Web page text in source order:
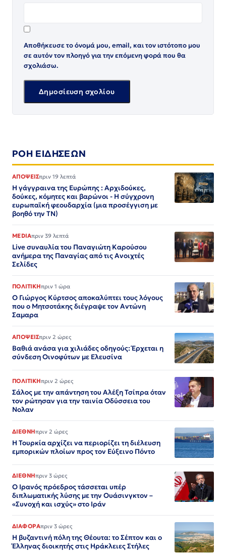
Αποθήκευσε το όνομά μου, email, και τον ιστότοπο μου
σε αυτόν τον πλοηγό για την επόμενη φορά που θα
σχολιάσω.
ΡΟΗ ΕΙΔΗΣΕΩΝ
ΑΠΟΨΕΙΣπριν 19 λεπτά
Η γάγγραινα της Ευρώπης : Αρχιδούκες,
δούκες, κόμητες και βαρώνοι - Η σύγχρονη
ευρωπαϊκή φεουδαρχία (μια προσέγγιση με
βοηθό την ΤΝ)
MEDIAπριν 39 λεπτά
Live συναυλία του Παναγιώτη Καρούσου
ανήμερα της Παναγίας από τις Ανοιχτές
Σελίδες
ΠΟΛΙΤΙΚΗπριν 1 ώρα
Ο Γιώργος Κύρτσος αποκαλύπτει τους λόγους
που ο Μητσοτάκης διέγραψε τον Αντώνη
Σαμαρα
ΑΠΟΨΕΙΣπριν 2 ώρες
Βαθιά ανάσα για χιλιάδες οδηγούς: Έρχεται η
σύνδεση Οινοφύτων με Ελευσίνα
ΠΟΛΙΤΙΚΗπριν 2 ώρες
Σάλος με την απάντηση του Αλέξη Τσίπρα όταν
τον ρώτησαν για την ταινία Οδύσσεια του
Νολαν
ΔΙΕΘΝΗπριν 2 ώρες
Η Τουρκία αρχίζει να περιορίζει τη διέλευση
εμπορικών πλοίων προς τον Εύξεινο Πόντο
ΔΙΕΘΝΗπριν 3 ώρες
Ο Ιρανός πρόεδρος τάσσεται υπέρ
διπλωματικής λύσης με την Ουάσινγκτον –
«Συνοχή και ισχύς» στο Ιράν​​​​​​​​​​​​​​​​​​​​​​​​​​​​​​​​​​​​​​​​​​​​​​​​​​
ΔΙΑΦΟΡΑπριν 3 ώρες
Η βυζαντινή πόλη της Θέουτα: το Σέπτον και ο
Έλληνας διοικητής στις Ηράκλειες Στήλες